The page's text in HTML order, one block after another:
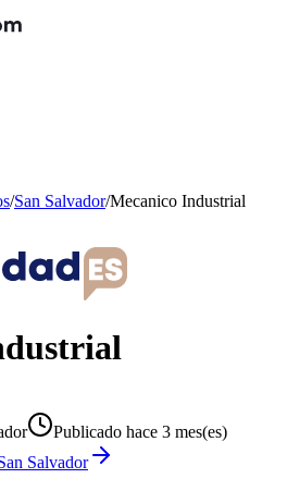
/San Salvador/Mecanico Industrial
Publicado hace 3 mes(es)
Salvador